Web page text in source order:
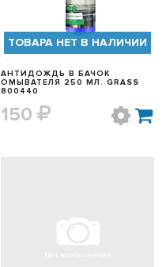
ТОВАРА НЕТ В НАЛИЧИИ
АНТИДОЖДЬ В БАЧОК
ОМЫВАТЕЛЯ 250 МЛ. GRASS
800440
150